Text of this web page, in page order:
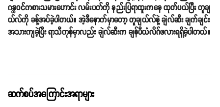
ဂန္တဝင်ကစားသမားဟောင်း လမ်းပတ်ကို နည်းပြရာထူးကနေ ထုတ်ပယ်ပြီး တူချ
ယ်လ်ကို ခန့်အပ်ခဲ့ပါတယ်။ အဲ့ဒီနောက်မှာတော့ တူချယ်လ်နဲ့ ချဲလ်ဆီး ချက်ချင်း
အသားကျခဲ့ပြီး ရာသီကုန်မှာလည်း ချဲလ်ဆီးက ချန်ပီယံလိဂ်ဖလားရရှိခဲ့ပါတယ်။
ဆက်စပ်အကြောင်းအရာများ